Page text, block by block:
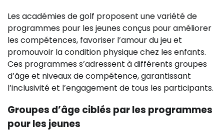
Les académies de golf proposent une variété de
programmes pour les jeunes conçus pour améliorer
les compétences, favoriser l’amour du jeu et
promouvoir la condition physique chez les enfants.
Ces programmes s’adressent à différents groupes
d’âge et niveaux de compétence, garantissant
l’inclusivité et l’engagement de tous les participants.
Groupes d’âge ciblés par les programmes
pour les jeunes